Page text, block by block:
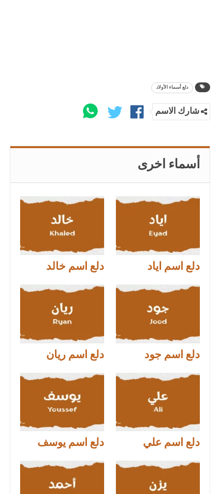
دلع أسماء الأولاد
شارك الاسم
أسماء اخرى
دلع اسم اياد دلع اسم خالد
دلع اسم جود دلع اسم ريان
دلع اسم علي دلع اسم يوسف